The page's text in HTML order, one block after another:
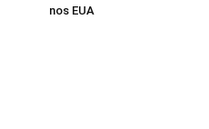
nos EUA